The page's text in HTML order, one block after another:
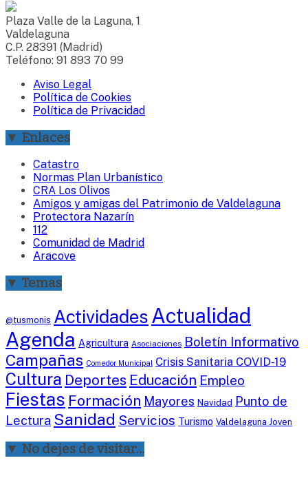
Plaza Valle de la Laguna, 1
Valdelaguna
C.P. 28391 (Madrid)
Teléfono: 91 893 70 99
Aviso Legal
Política de Cookies
Política de Privacidad
▼ Enlaces
Catastro
Normas Plan Urbanístico
CRA Los Olivos
Amigos y amigas del Patrimonio de Valdelaguna
Protectora Nazarín
112
Comunidad de Madrid
Aracove
▼ Temas
@tusmonis ActividadesActualidad
Agenda Agricultura Asociaciones Boletín Informativo
Campañas Comedor Municipal Crisis Sanitaria COVID-19
Cultura Deportes Educación Empleo
Fiestas Formación Mayores Navidad Punto de
Lectura Sanidad Servicios Turismo Valdelaguna Joven
▼ No dejes de visitar…